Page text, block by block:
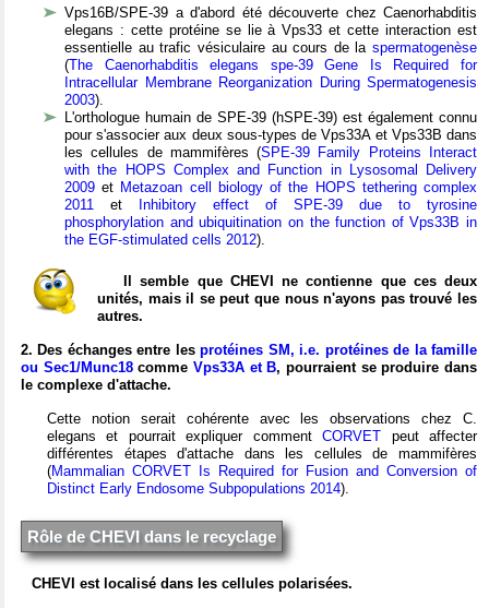
Vps16B/SPE-39 a d'abord été découverte chez Caenorhabditis
elegans : cette protéine se lie à Vps33 et cette interaction est
essentielle au trafic vésiculaire au cours de la spermatogenèse
(The Caenorhabditis elegans spe-39 Gene Is Required for
Intracellular Membrane Reorganization During Spermatogenesis
2003).
L'orthologue humain de SPE-39 (hSPE-39) est également connu
pour s'associer aux deux sous-types de Vps33A et Vps33B dans
les cellules de mammifères(SPE-39 Family Proteins Interact
with the HOPS Complex and Function in Lysosomal Delivery
2009 et Metazoan cell biology of the HOPS tethering complex
2011 et
Inhibitory effect of SPE-39 due to tyrosine
phosphorylation and ubiquitination on the function of Vps33B in
the EGF-stimulated cells 2012).
Il semble que CHEVI ne contienne que ces deux
unités, mais il se peut que nous n'ayons pas trouvé les
autres.
2. Des échanges entre lesprotéines SM, i.e. protéines de la famille
ou Sec1/Munc18commeVps33A et B, pourraient se produire dans
le complexe d'attache.
Cette notion serait cohérente avec les observations chez C.
elegans et pourrait expliquer commentCORVET peut affecter
différentes étapes d'attache dans les cellules de mammifères
(Mammalian CORVET Is Required for Fusion and Conversion of
Distinct Early Endosome Subpopulations 2014).
Rôle de CHEVI dans le recyclage
CHEVI est localisé dans les cellules polarisées.